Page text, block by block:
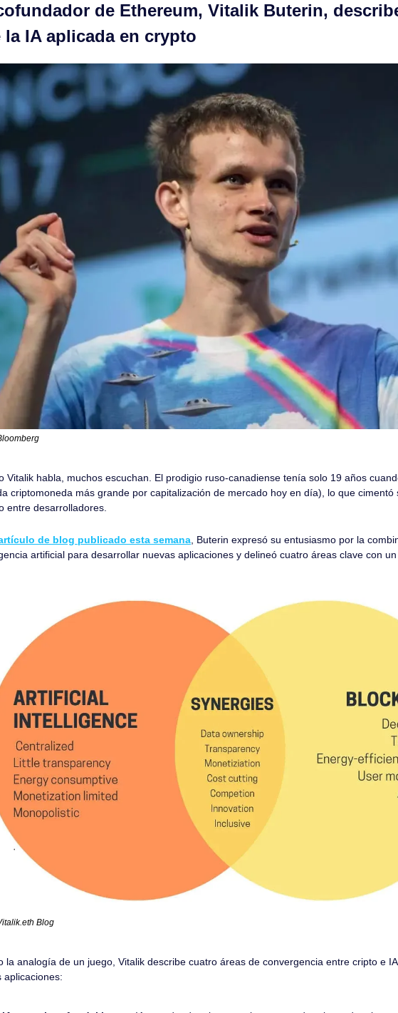
de Ethereum, Vitalik Buterin,
la IA aplicada en crypto
Vitalik habla, muchos escuchan. El prodigio ruso-canadiense tenía solo 19 años
criptomoneda más grande por capitalización de mercado hoy en día), lo que cimentó
entre desarrolladores.
de blog publicado esta semana , Buterin expresó su entusiasmo por la
artificial para desarrollar nuevas aplicaciones y delineó cuatro áreas clave con
Blog
la analogía de un juego, Vitalik describe cuatro áreas de convergencia entre cripto e
aplicaciones: